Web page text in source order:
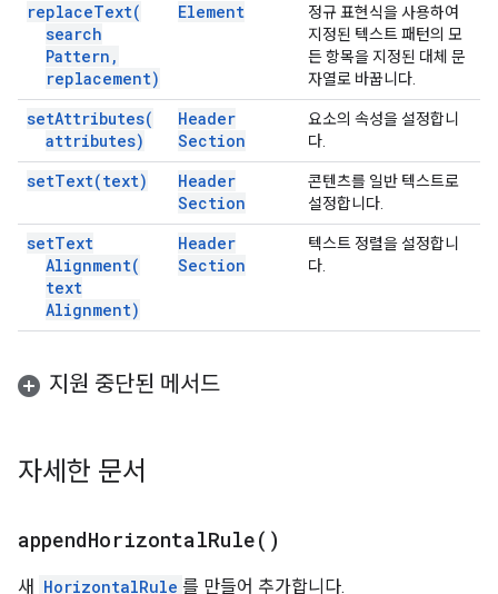
replaceText(
search
Pattern ,
replacement)
Element
정규 표현식을 사용하여
지정된 텍스트 패턴의 모
든 항목을 지정된 대체 문
자열로 바꿉니다.
setAttributes(
attributes)
Header
Section
요소의 속성을 설정합니
다.
setText(text)
Header
Section
콘텐츠를 일반 텍스트로
설정합니다.
setText
Alignment(
text
Alignment)
Header
Section
텍스트 정렬을 설정합니
다.
지원 중단된 메서드
자세한 문서
appendHorizontalRule( )
새 HorizontalRule 를 만들어 추가합니다.